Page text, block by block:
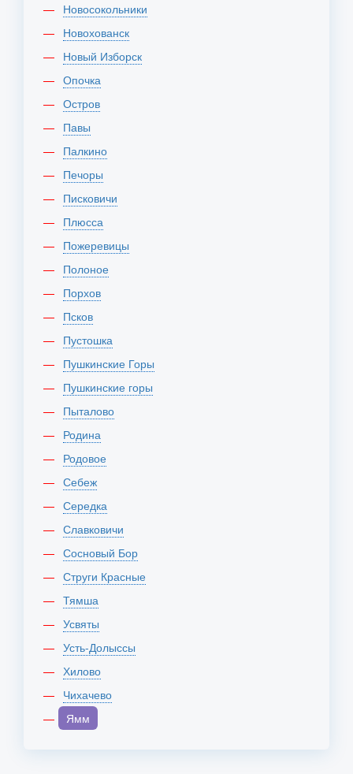
Новосокольники
Новохованск
Новый Изборск
Опочка
Остров
Павы
Палкино
Печоры
Писковичи
Плюсса
Пожеревицы
Полоное
Порхов
Псков
Пустошка
Пушкинские Горы
Пушкинские горы
Пыталово
Родина
Родовое
Себеж
Середка
Славковичи
Сосновый Бор
Струги Красные
Тямша
Усвяты
Усть-Долыссы
Хилово
Чихачево
Ямм